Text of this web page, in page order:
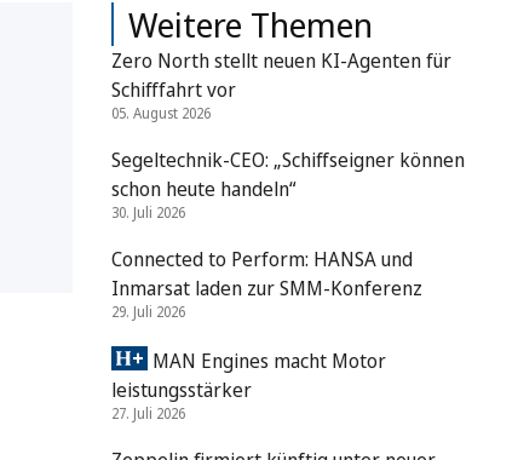
Weitere Themen
Zero North stellt neuen KI-Agenten für
Schifffahrt vor
05. August 2026
Segeltechnik-CEO: „Schiffseigner können
schon heute handeln“
30. Juli 2026
Connected to Perform: HANSA und
Inmarsat laden zur SMM-Konferenz
29. Juli 2026
MAN Engines macht Motor
leistungsstärker
27. Juli 2026